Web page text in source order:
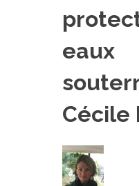
PLATEFORMES
PROJETS EN COURS
PROJETS TERMINÉS
NOS RÉSEAUX
FORMATION
MASTER
eaux
Cécile